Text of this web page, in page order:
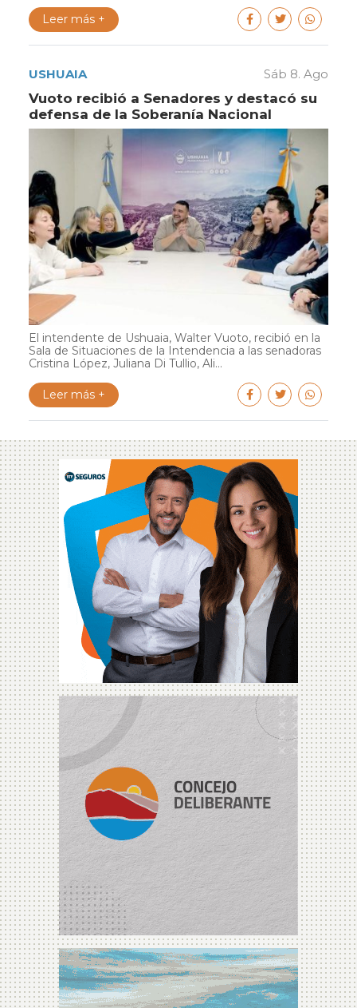
Leer más +
USHUAIA Sáb 8. Ago
Vuoto recibió a Senadores y destacó su
defensa de la Soberanía Nacional
El intendente de Ushuaia, Walter Vuoto, recibió en la
Sala de Situaciones de la Intendencia a las senadoras
Cristina López, Juliana Di Tullio, Ali...
Leer más +